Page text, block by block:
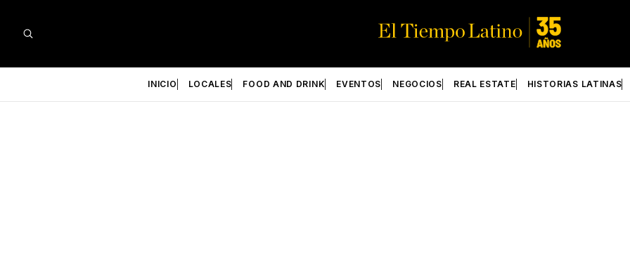
INICIO LOCALES FOOD AND DRINK EVENTOS NEGOCIOS REAL ESTATE HISTORIAS LATINAS